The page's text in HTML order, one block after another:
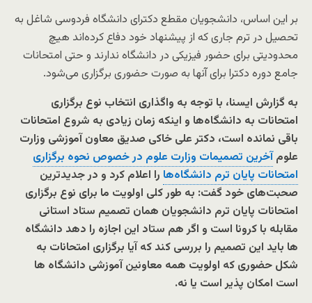
بر این اساس، دانشجویان مقطع دکترای دانشگاه فردوسی شاغل به
تحصیل در ترم جاری که از پیشنهاد خود دفاع کرده‌اند هیچ
محدودیتی برای حضور فیزیکی در دانشگاه ندارند و حتی امتحانات
جامع دوره دکترا برای آنها به صورت حضوری برگزاری می‌شود.
به گزارش ایسنا، با توجه به واگذاری انتخاب نوع برگزاری
امتحانات به دانشگاه‌ها و اینکه زمان زیادی به شروع امتحانات
باقی نمانده است، دکتر علی خاکی صدیق معاون آموزشی وزارت
علومآخرین تصمیمات وزارت علوم در خصوص نحوه برگزاری
امتحانات پایان ترم دانشگاه‌ها را اعلام کرد و در جدیدترین
صحبت‌های خود گفت: به طور کلی اولویت ما برای نوع برگزاری
امتحانات پایان ترم دانشجویان همان تصمیم ستاد استانی
مقابله با کرونا است و اگر هم ستاد این اجازه را دهد دانشگاه
ها باید این تصمیم را بررسی کند که آیا برگزاری امتحانات به
شکل حضوری که اولویت همه معاونین آموزشی دانشگاه ها
است امکان پذیر است یا نه.